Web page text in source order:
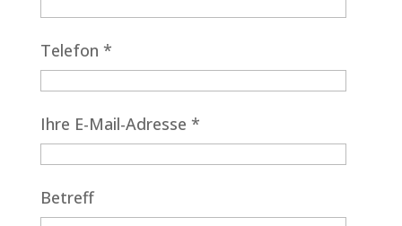
Telefon *
Ihre E-Mail-Adresse *
Betreff